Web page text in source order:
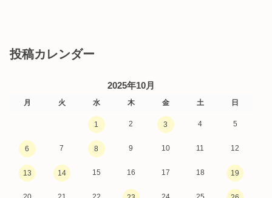
投稿カレンダー
2025年10月
月 火 水 木 金 土 日
1 2 3 4 5
6 7 8 9 10 11 12
13 14 15 16 17 18 19